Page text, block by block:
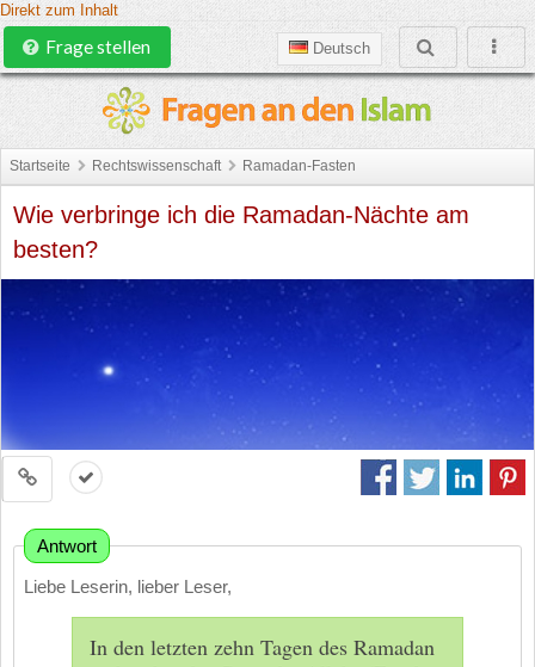
Direkt zum Inhalt
Deutsch
Frage stellen
Startseite Rechtswissenschaft Ramadan-Fasten
Wie verbringe ich die Ramadan-Nächte am
besten?
Antwort
Liebe Leserin, lieber Leser,
In den letzten zehn Tagen des Ramadan